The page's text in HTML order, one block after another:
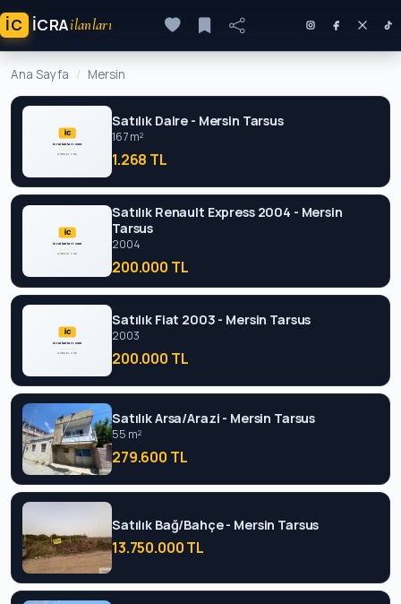
İC ICRAilanları
Ana Sayfa Mersin
Satılık Daire - Mersin Tarsus
167 m²
1.268 TL
Satılık Renault Express 2004 - Mersin
Tarsus
2004
200.000 TL
Satılık Fiat 2003 - Mersin Tarsus
2003
200.000 TL
Satılık Arsa/Arazi - Mersin Tarsus
55 m²
279.600 TL
Satılık Bağ/Bahçe - Mersin Tarsus
13.750.000 TL